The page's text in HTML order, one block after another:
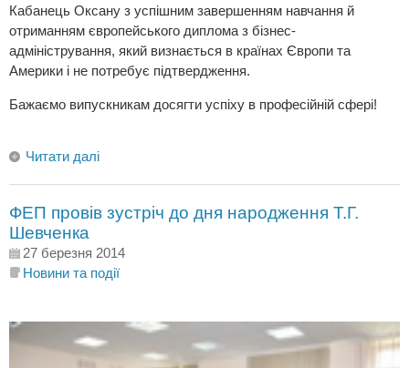
Кабанець Оксану з успішним завершенням навчання й
отриманням європейського диплома з бізнес-
адміністрування, який визнається в країнах Європи та
Америки і не потребує підтвердження.
Бажаємо випускникам досягти успіху в професійній сфері!
Читати далі
ФЕП провів зустріч до дня народження Т.Г.
Шевченка
27 березня 2014
Новини та події